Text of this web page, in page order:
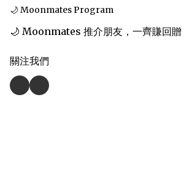
🌙 Moonmates Program
🌙 Moonmates 推介朋友，一齊賺回贈
關注我們